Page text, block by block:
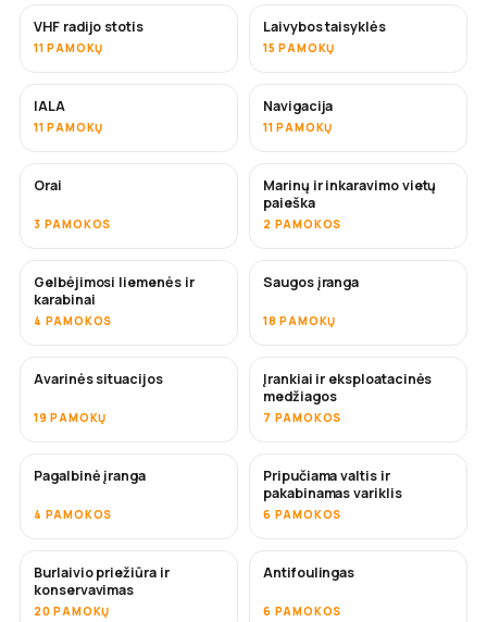
VHF radijo stotis
11 PAMOKŲ
Laivybos taisyklės
15 PAMOKŲ
IALA
11 PAMOKŲ
Navigacija
11 PAMOKŲ
Orai
3 PAMOKOS
Marinų ir inkaravimo vietų
paieška
2 PAMOKOS
Gelbėjimosi liemenės ir
karabinai
4 PAMOKOS
Saugos įranga
18 PAMOKŲ
Avarinės situacijos
19 PAMOKŲ
Įrankiai ir eksploatacinės
medžiagos
7 PAMOKOS
Pagalbinė įranga
4 PAMOKOS
Pripučiama valtis ir
pakabinamas variklis
6 PAMOKOS
Burlaivio priežiūra ir
konservavimas
20 PAMOKŲ
NETRUKUS
Antifoulingas
6 PAMOKOS